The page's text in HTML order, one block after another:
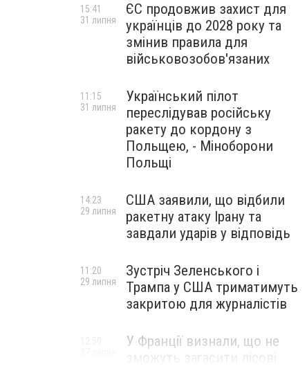
ЄС продовжив захист для
українців до 2028 року та
змінив правила для
військовозобов'язаних
15:41
31 липня
Український пілот
переслідував російську
ракету до кордону з
Польщею, - Міноборони
Польщі
11:15
31 липня
США заявили, що відбили
ракетну атаку Ірану та
завдали ударів у відповідь
14:23
29 липня
Зустріч Зеленського і
Трампа у США триматимуть
закритою для журналістів
11:20
29 липня
У Франції визнали, що не